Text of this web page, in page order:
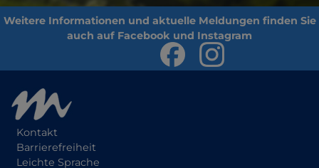
Kontakt
Barrierefreiheit
Leichte Sprache